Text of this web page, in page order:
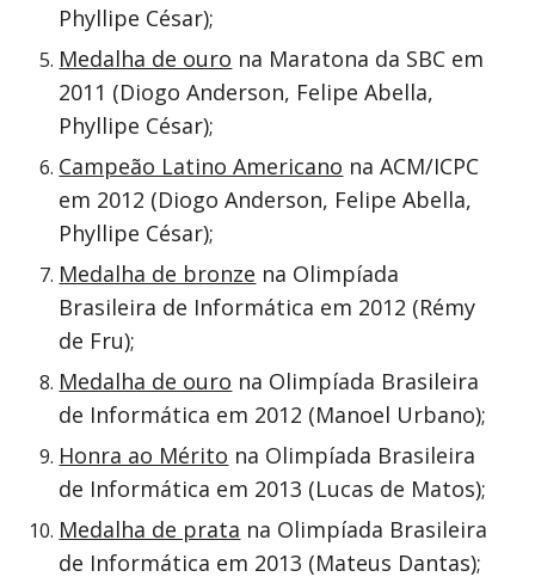
Phyllipe César);
Medalha de ouro na Maratona da SBC em
2011 (Diogo Anderson, Felipe Abella,
Phyllipe César);
Campeão Latino Americano na ACM/ICPC
em 2012 (Diogo Anderson, Felipe Abella,
Phyllipe César);
Medalha de bronze na Olimpíada
Brasileira de Informática em 2012 (Rémy
de Fru);
Medalha de ouro na Olimpíada Brasileira
de Informática em 2012 (Manoel Urbano);
Honra ao Mérito na Olimpíada Brasileira
de Informática em 2013 (Lucas de Matos);
Medalha de prata na Olimpíada Brasileira
de Informática em 2013 (Mateus Dantas);